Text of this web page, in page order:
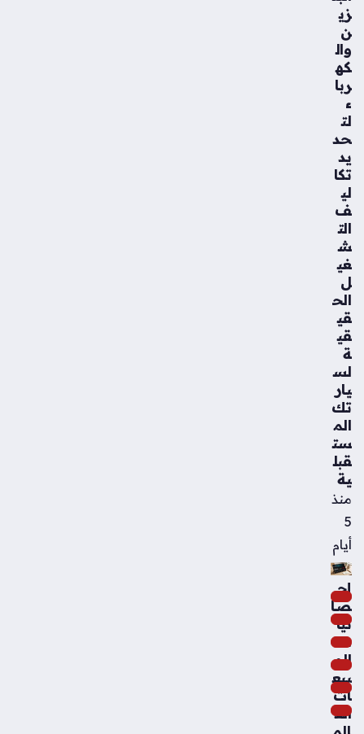
زي
ن
وال
كه
ربا
ء
لت
حد
يد
تكا
لي
ف
الت
ش
غي
ل
الح
قي
قي
ة
لس
يار
تك
الم
ست
قبل
ية
منذ
5
أيام
إح
صا
ئيا
ت
الم
بيع
ات
الع